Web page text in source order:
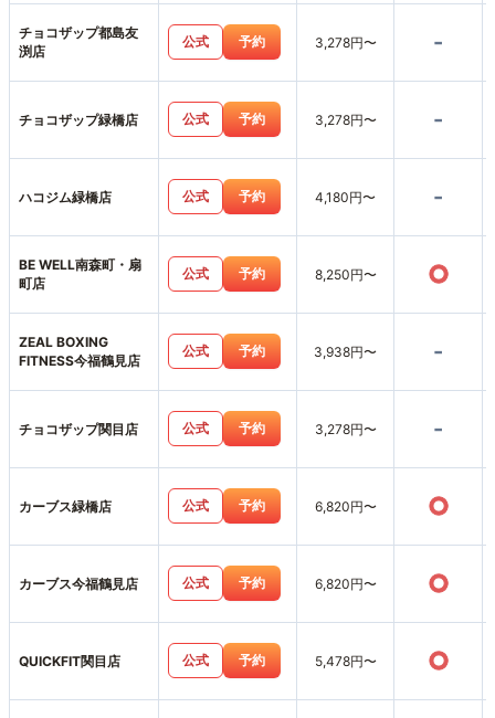
チョコザップ都島友
渕店
公式 予約 3,278円〜 -
チョコザップ緑橋店 公式 予約 3,278円〜 -
ハコジム緑橋店 公式 予約 4,180円〜 -
BE WELL南森町・扇
町店
公式 予約 8,250円〜 ○
ZEAL BOXING
FITNESS今福鶴見店
公式 予約 3,938円〜 -
チョコザップ関目店 公式 予約 3,278円〜 -
カーブス緑橋店 公式 予約 6,820円〜 ○
カーブス今福鶴見店 公式 予約 6,820円〜 ○
QUICKFIT関目店 公式 予約 5,478円〜 ○